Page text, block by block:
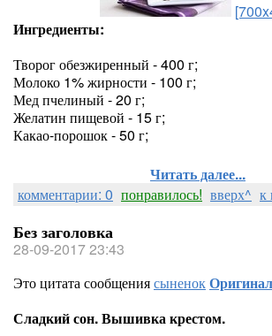
Ингредиенты:
Творог обезжиренный - 400 г;
Молоко 1% жирности - 100 г;
Мед пчелиный - 20 г;
Желатин пищевой - 15 г;
Какао-порошок - 50 г;
Читать далее...
комментарии: 0 понравилось! вверх^ к
Без заголовка
28-09-2017 23:43
Это цитата сообщениясыненок
Сладкий сон. Вышивка крестом.